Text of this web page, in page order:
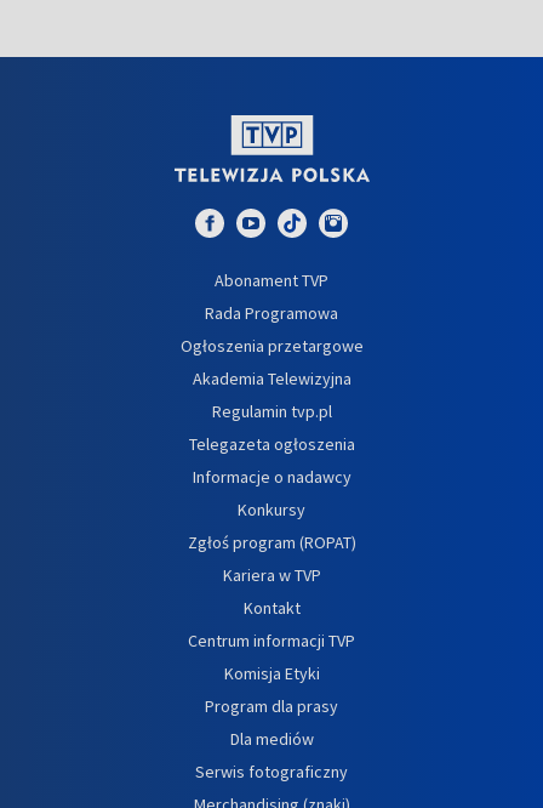
Abonament TVP
Rada Programowa
Ogłoszenia przetargowe
Akademia Telewizyjna
Regulamin tvp.pl
Telegazeta ogłoszenia
Informacje o nadawcy
Konkursy
Zgłoś program (ROPAT)
Kariera w TVP
Kontakt
Centrum informacji TVP
Komisja Etyki
Program dla prasy
Dla mediów
Serwis fotograficzny